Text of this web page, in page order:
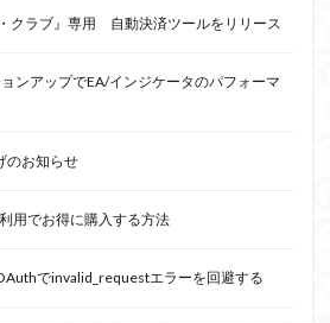
クラブ』専用 自動決済ツールをリリース
ンアップでEA/インジケータのパフォーマ
お知らせ
用でお得に購入する方法
でinvalid_requestエラーを回避する